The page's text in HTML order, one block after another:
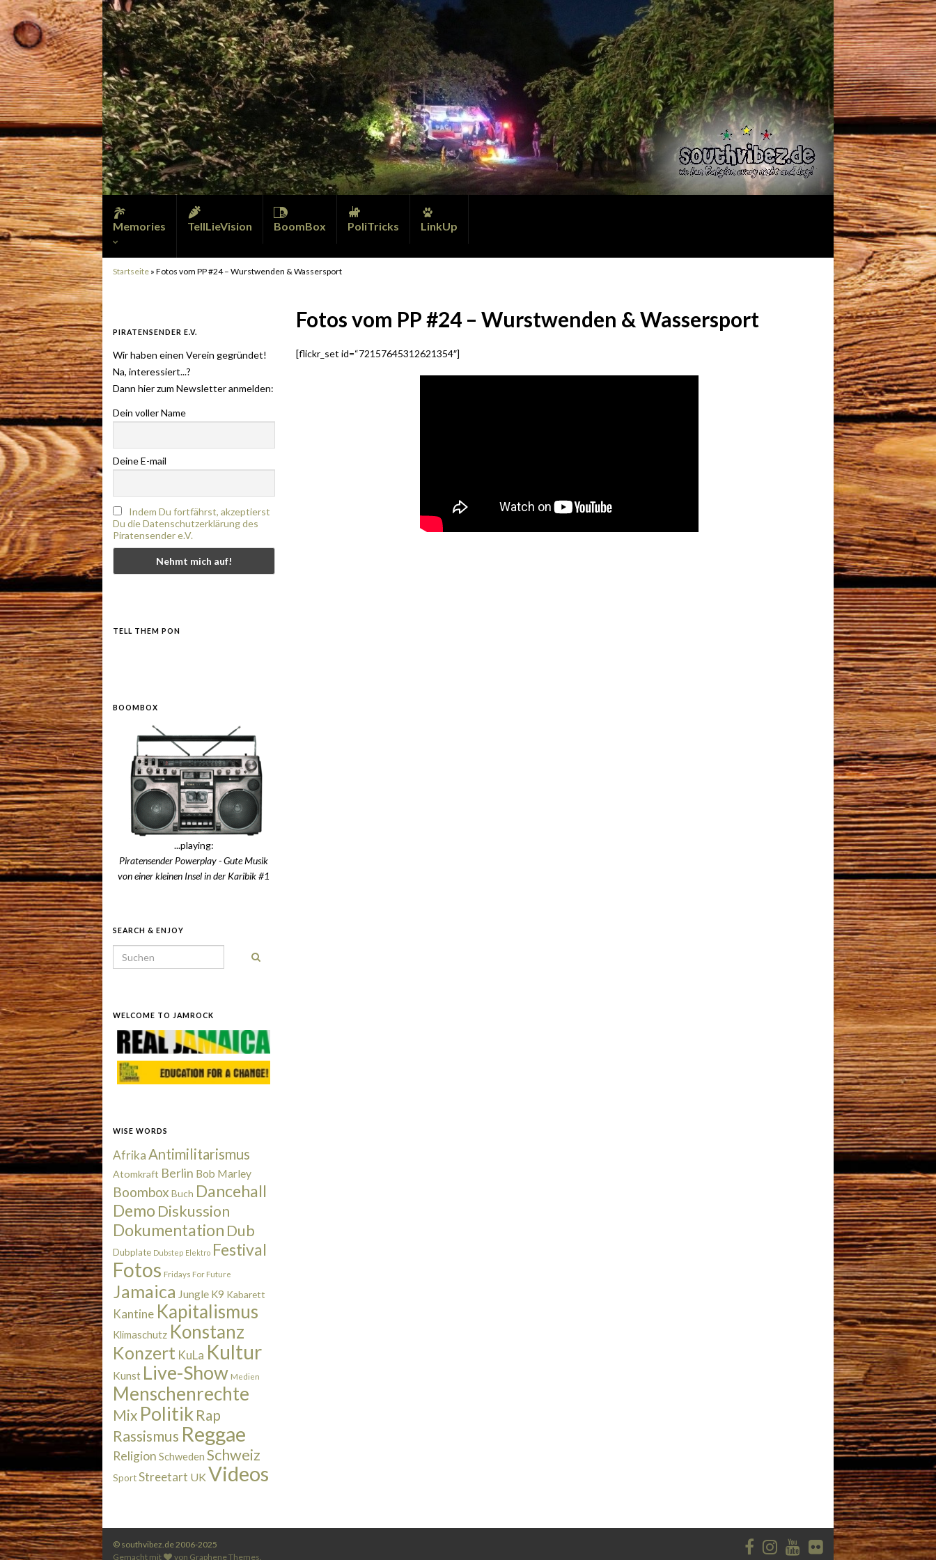
Memories TellLieVision BoomBox PoliTricks LinkUp
Startseite » Fotos vom PP #24 – Wurstwenden & Wassersport
Fotos vom PP #24 – Wurstwenden & Wassersport
[flickr_set id=“72157645312621354″]
PIRATENSENDER E.V.
Wir haben einen Verein gegründet!
Na, interessiert...?
Dann hier zum Newsletter anmelden:
Dein voller Name
Deine E-mail
Indem Du fortfährst, akzeptierst
Du die Datenschutzerklärung des
Piratensender e.V.
TELL THEM PON
BOOMBOX
...playing:
Piratensender Powerplay - Gute Musik
von einer kleinen Insel in der Karibik #1
SEARCH & ENJOY
Search for:
WELCOME TO JAMROCK
WISE WORDS
AfrikaAntimilitarismus
Atomkraft Berlin Bob Marley
Boombox Buch Dancehall
Demo Diskussion
Dokumentation Dub
Dubplate Dubstep Elektro Festival
Fotos Fridays For Future
Jamaica Jungle K9 Kabarett
Kantine Kapitalismus
Klimaschutz Konstanz
Konzert KuLa Kultur
Kunst Live-Show Medien
Menschenrechte
Mix Politik Rap
Rassismus Reggae
Religion Schweden Schweiz
SportStreetart UKVideos
© southvibez.de 2006-2025
Gemacht mit
von Graphene Themes.